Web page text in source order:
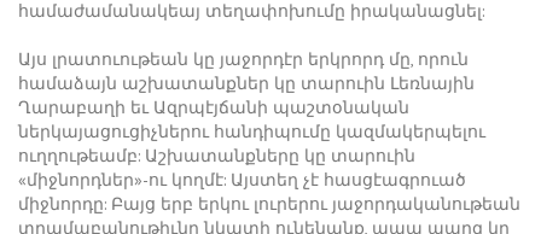
համաժամանակեայ տեղափոխումը իրականացնել:
Այս լրատուութեան կը յաջորդէր երկրորդ մը, որուն
համաձայն աշխատանքներ կը տարուին Լեռնային
Ղարաբաղի եւ Ազրպէյճանի պաշտօնական
ներկայացուցիչներու հանդիպումը կազմակերպելու
ուղղութեամբ: Աշխատանքները կը տարուին
«միջնորդներ»-ու կողմէ: Այստեղ չէ հասցէագրուած
միջնորդը: Բայց երբ երկու լուրերու յաջորդականութեան
տրամաբանութիւնը նկատի ունենանք, ապա պարզ կը